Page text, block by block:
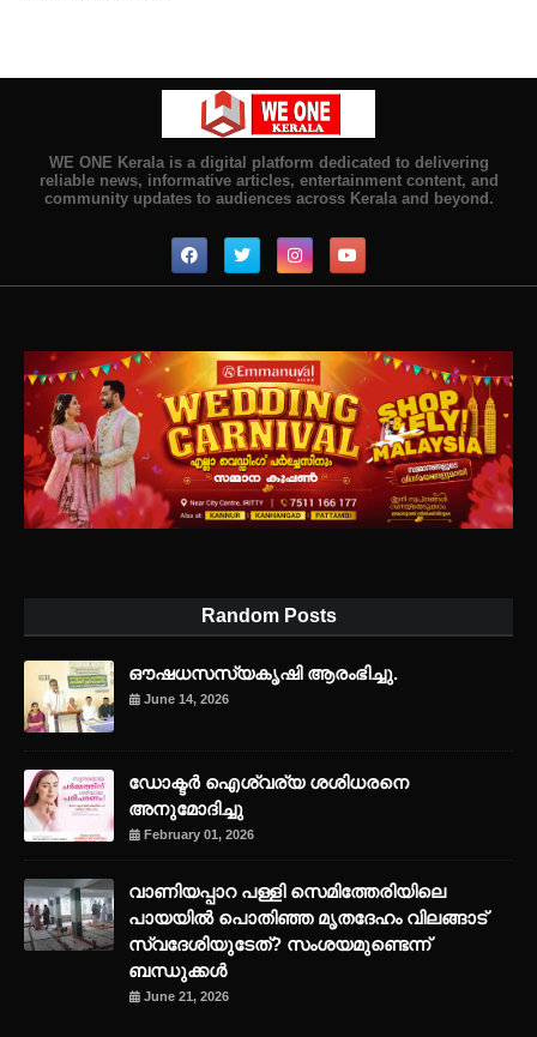
WE ONE Kerala is a digital platform dedicated to delivering
reliable news, informative articles, entertainment content, and
community updates to audiences across Kerala and beyond.
Random Posts
ഔഷധസസ്യകൃഷി ആരംഭിച്ചു.
June 14, 2026
ഡോക്ടർ ഐശ്വര്യ ശശിധരനെ
അനുമോദിച്ചു
February 01, 2026
വാണിയപ്പാറ പള്ളി സെമിത്തേരിയിലെ
പായയിൽ പൊതിഞ്ഞ മൃതദേഹം വിലങ്ങാട്
സ്വദേശിയുടേത്? സംശയമുണ്ടെന്ന്
ബന്ധുക്കൾ
June 21, 2026